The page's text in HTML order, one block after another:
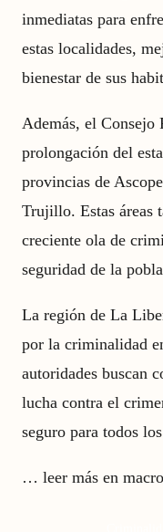
inmediatas para
estas localidades,
bienestar de sus
Además, el Consejo
prolongación del
provincias de
Trujillo. Estas áreas
creciente ola de
seguridad de la
La región de La
por la criminalidad
autoridades buscan
lucha contra el
seguro para todos
… leer más en